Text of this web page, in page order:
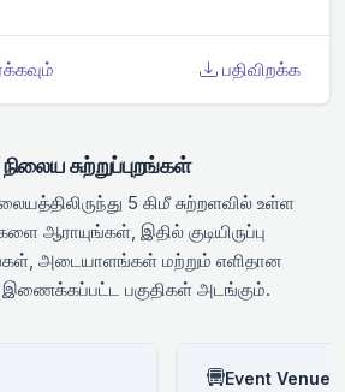
பதிவிறக்க
சுற்றுப்புறங்கள்
5 கிமீ சுற்றளவில் உள்ள
ஆராயுங்கள், இதில் குடியிருப்பு
அடையாளங்கள் மற்றும் எளிதான
பகுதிகள் அடங்கும்.
Event Venue